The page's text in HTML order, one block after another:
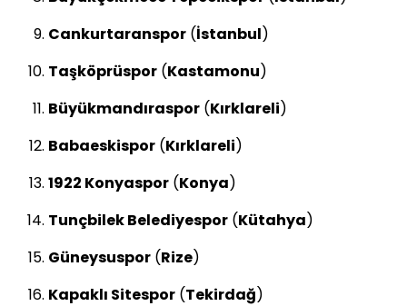
Cankurtaranspor (İstanbul)
Taşköprüspor (Kastamonu)
Büyükmandıraspor (Kırklareli)
Babaeskispor (Kırklareli)
1922 Konyaspor (Konya)
Tunçbilek Belediyespor (Kütahya)
Güneysuspor (Rize)
Kapaklı Sitespor (Tekirdağ)